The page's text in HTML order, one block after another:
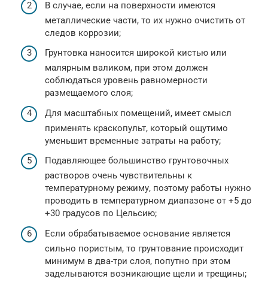
В случае, если на поверхности имеются
металлические части, то их нужно очистить от
следов коррозии;
Грунтовка наносится широкой кистью или
малярным валиком, при этом должен
соблюдаться уровень равномерности
размещаемого слоя;
Для масштабных помещений, имеет смысл
применять краскопульт, который ощутимо
уменьшит временные затраты на работу;
Подавляющее большинство грунтовочных
растворов очень чувствительны к
температурному режиму, поэтому работы нужно
проводить в температурном диапазоне от +5 до
+30 градусов по Цельсию;
Если обрабатываемое основание является
сильно пористым, то грунтование происходит
минимум в два-три слоя, попутно при этом
заделываются возникающие щели и трещины;